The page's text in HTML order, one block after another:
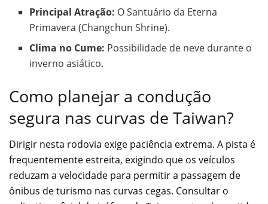
Principal Atração: O Santuário da Eterna
Primavera (Changchun Shrine).
Clima no Cume: Possibilidade de neve durante o
inverno asiático.
Como planejar a condução
segura nas curvas de Taiwan?
Dirigir nesta rodovia exige paciência extrema. A pista é
frequentemente estreita, exigindo que os veículos
reduzam a velocidade para permitir a passagem de
ônibus de turismo nas curvas cegas. Consultar o